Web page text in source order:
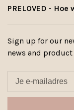
PRELOVED -
Sign up for our
news and